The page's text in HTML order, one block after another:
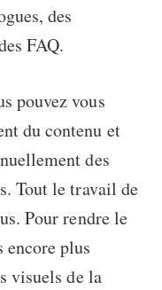
des
FAQ.
pouvez vous
du contenu et
des
Tout le travail de
Pour rendre le
encore plus
visuels de la